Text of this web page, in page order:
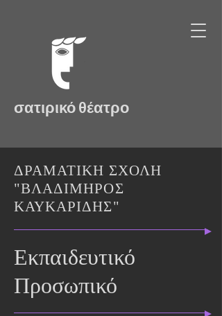
σατιρικό θέατρο
ΔΡΑΜΑΤΙΚΗ ΣΧΟΛΗ
"ΒΛΑΔΙΜΗΡΟΣ
ΚΑΥΚΑΡΙΔΗΣ"
Εκπαιδευτικό
Προσωπικό